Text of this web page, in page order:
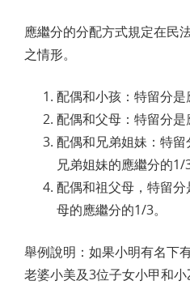
應繼分的分配方式規定在民
之情形。
配偶和小孩：特留分是
配偶和父母：特留分是
配偶和兄弟姐妹：特留
兄弟姐妹的應繼分的1/3
配偶和祖父母，特留
母的應繼分的1/3。
舉例說明：如果小明有名下
老婆小美及3位子女小甲和